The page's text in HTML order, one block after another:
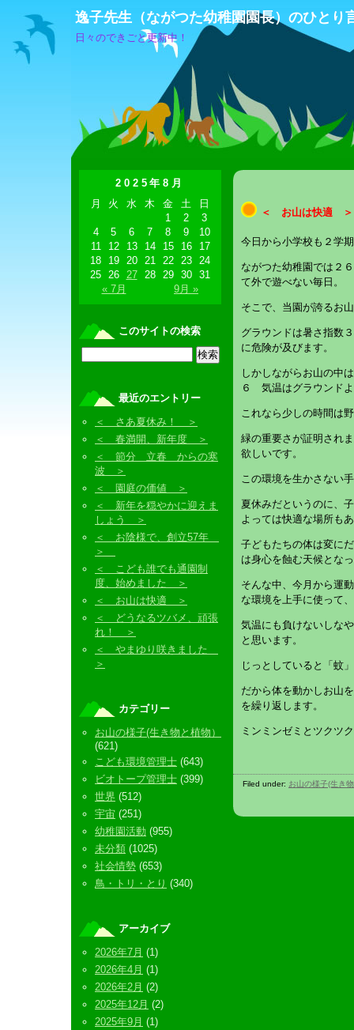
逸子先生（ながつた幼稚園園長）のひとり
日々のできごと更新中！
＜ お山は快適 ＞
今日から小学校も２学
ながつた幼稚園では２
て外で遊べない毎日。
そこで、当園が誇るお
グラウンドは暑さ指数
に危険が及びます。
しかしながらお山の中
６ 気温はグラウンド
これなら少しの時間は
緑の重要さが証明され
欲しいです。
この環境を生かさない
夏休みだというのに、
よっては快適な場所も
子どもたちの体は変に
は身心を蝕む天候とな
そんな中、今月から運
な環境を上手に使って
気温にも負けないしな
と思います。
じっとしていると「蚊
だから体を動かしお山
を繰り返します。
ミンミンゼミとツクツ
Filed under: お山の様子(生き
2025年8月
月
火 水 木 金 土 日
« 7月 9月 »
1 2
3
4
5 6 7 8 9
10
11
12 13 14 15 16
17
18
19 20 21 22 23
24
25 26 27 28 29 30 31
このサイトの検索
最近のエントリー
＜ さあ夏休み！ ＞
＜ 春満開、新年度 ＞
＜ 節分 立春 からの寒
波 ＞
＜ 園庭の価値 ＞
＜ 新年を穏やかに迎えま
しょう ＞
＜ お陰様で、創立57年
＞
＜ こども誰でも通園制
度、始めました ＞
＜ お山は快適 ＞
＜ どうなるツバメ、頑張
れ！ ＞
＜ やまゆり咲きました
＞
カテゴリー
お山の様子(生き物と植物）
(621)
こども環境管理士 (643)
ビオトープ管理士 (399)
世界 (512)
宇宙 (251)
幼稚園活動 (955)
未分類 (1025)
社会情勢 (653)
鳥・トリ・とり (340)
アーカイブ
2026年7月 (1)
2026年4月 (1)
2026年2月 (2)
2025年12月 (2)
2025年9月 (1)